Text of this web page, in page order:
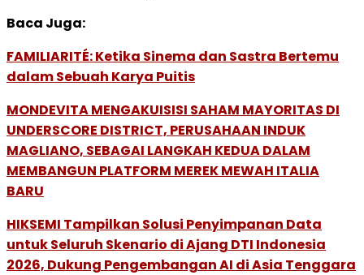
Baca Juga:
FAMILIARITÉ: Ketika Sinema dan Sastra Bertemu
dalam Sebuah Karya Puitis
MONDEVITA MENGAKUISISI SAHAM MAYORITAS DI
UNDERSCORE DISTRICT, PERUSAHAAN INDUK
MAGLIANO, SEBAGAI LANGKAH KEDUA DALAM
MEMBANGUN PLATFORM MEREK MEWAH ITALIA
BARU
HIKSEMI Tampilkan Solusi Penyimpanan Data
untuk Seluruh Skenario di Ajang DTI Indonesia
2026, Dukung Pengembangan AI di Asia Tenggara